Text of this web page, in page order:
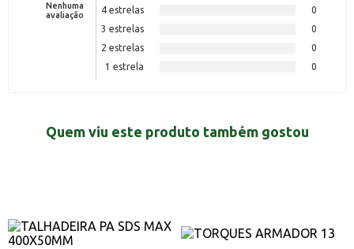
Nenhuma
avaliação
4 estrelas
0
3 estrelas
0
2 estrelas
0
1 estrela
0
Quem viu este produto também gostou